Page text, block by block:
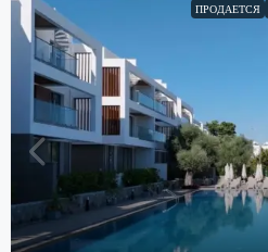
ПРОДАЕТСЯ